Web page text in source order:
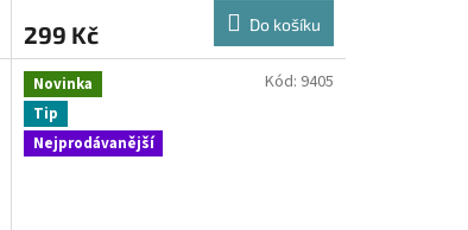
299 Kč Do košíku
Novinka
Tip
Nejprodávanější
Kód: 9405